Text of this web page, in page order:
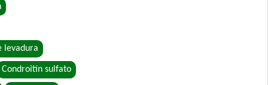
levadura
Condroitín sulfato